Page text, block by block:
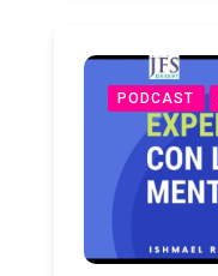
PODCAST